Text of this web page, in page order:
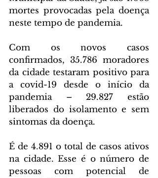
mortes provocadas pela doença
neste tempo de pandemia.
Com os novos casos
confirmados, 35.786 moradores
da cidade testaram positivo para
a covid-19 desde o início da
pandemia – 29.827 estão
liberados do isolamento e sem
sintomas da doença.
É de 4.891 o total de casos ativos
na cidade. Esse é o número de
pessoas com potencial de